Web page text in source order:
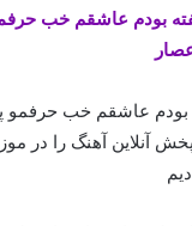
بودم عاشقم خب
بودم عاشقم خب حرفمو
آنلاین آهنگ را در